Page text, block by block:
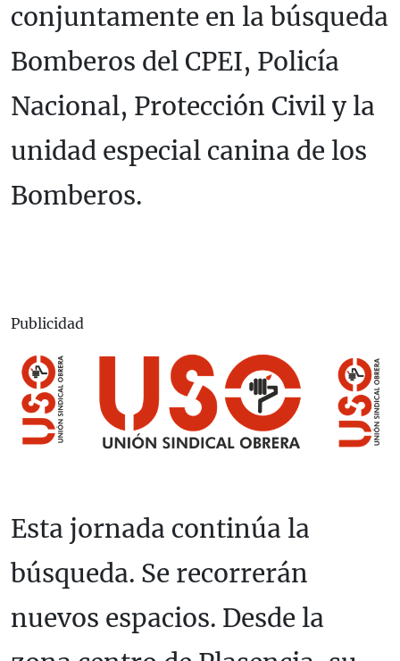
conjuntamente en la búsqueda
Bomberos del CPEI, Policía
Nacional, Protección Civil y la
unidad especial canina de los
Bomberos.
Publicidad
Esta jornada continúa la
búsqueda. Se recorrerán
nuevos espacios. Desde la